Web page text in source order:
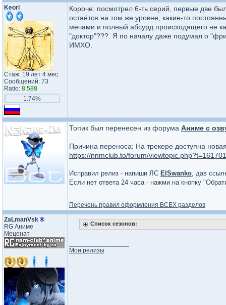
Keorl
Стаж: 19 лет 4 мес.
Сообщений: 73
Ratio: 8.588
1.74%
Короче: посмотрел 6-ть серий, первые две
остаётся на том же уровне, какие-то
мечами и полный абсурд происходящего не
"доктор"???. Я по началу даже подумал о
ИМХО.
Топик был перенесен из форума Аниме с
Причина переноса: На трекере доступна
https://nnmclub.to/forum/
Исправил релиз - напиши ЛС ElSwanko, дав
Если нет ответа 24 часа - нажми на кнопку
Перечень правил оформления ВСЕХ разделов
ZaLmanVsk ®
RG Аниме
Меценат
Список сезонов:
Мои релизы